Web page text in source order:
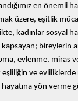
en
üzere, eşitlik
kadınlar sosyal
kapsayan;
evlenme, miras
eşliliğin ve
yön verme